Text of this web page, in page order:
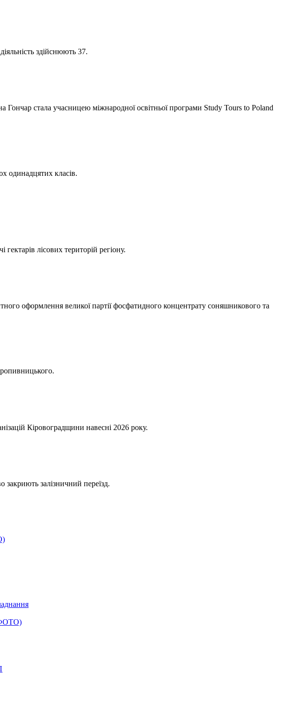
здійснюють 37.
стала учасницею міжнародної освітньої програми Study Tours to Poland
одинадцятих класів.
лісових територій регіону.
оформлення великої партії фосфатидного концентрату соняшникового та
Кіровоградщини навесні 2026 року.
залізничний переїзд.